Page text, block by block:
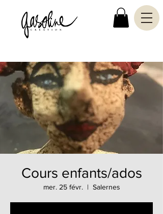
Cours enfants/ados
mer. 25 févr.
  |
Salernes